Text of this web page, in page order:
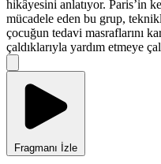
hikâyesini anlatıyor. Paris’in
mücadele eden bu grup,
çocuğun tedavi masraflarını
çaldıklarıyla yardım etmeye
Fragmanı İzle